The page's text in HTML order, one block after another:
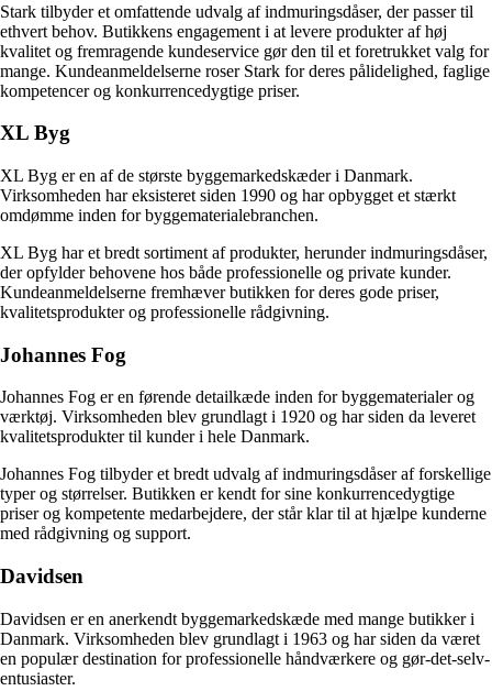
Stark tilbyder et omfattende udvalg af indmuringsdåser, der passer til
ethvert behov. Butikkens engagement i at levere produkter af høj
kvalitet og fremragende kundeservice gør den til et foretrukket valg for
mange. Kundeanmeldelserne roser Stark for deres pålidelighed, faglige
kompetencer og konkurrencedygtige priser.
XL Byg
XL Byg er en af de største byggemarkedskæder i Danmark.
Virksomheden har eksisteret siden 1990 og har opbygget et stærkt
omdømme inden for byggematerialebranchen.
XL Byg har et bredt sortiment af produkter, herunder indmuringsdåser,
der opfylder behovene hos både professionelle og private kunder.
Kundeanmeldelserne fremhæver butikken for deres gode priser,
kvalitetsprodukter og professionelle rådgivning.
Johannes Fog
Johannes Fog er en førende detailkæde inden for byggematerialer og
værktøj. Virksomheden blev grundlagt i 1920 og har siden da leveret
kvalitetsprodukter til kunder i hele Danmark.
Johannes Fog tilbyder et bredt udvalg af indmuringsdåser af forskellige
typer og størrelser. Butikken er kendt for sine konkurrencedygtige
priser og kompetente medarbejdere, der står klar til at hjælpe kunderne
med rådgivning og support.
Davidsen
Davidsen er en anerkendt byggemarkedskæde med mange butikker i
Danmark. Virksomheden blev grundlagt i 1963 og har siden da været
en populær destination for professionelle håndværkere og gør-det-selv-
entusiaster.